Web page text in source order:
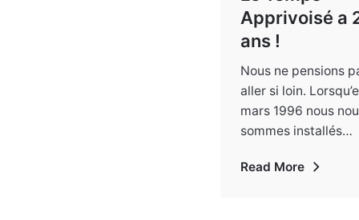
Apprivoisé a
ans !
Nous ne pensions
aller si loin.
mars 1996 nous
sommes installés…
Read More